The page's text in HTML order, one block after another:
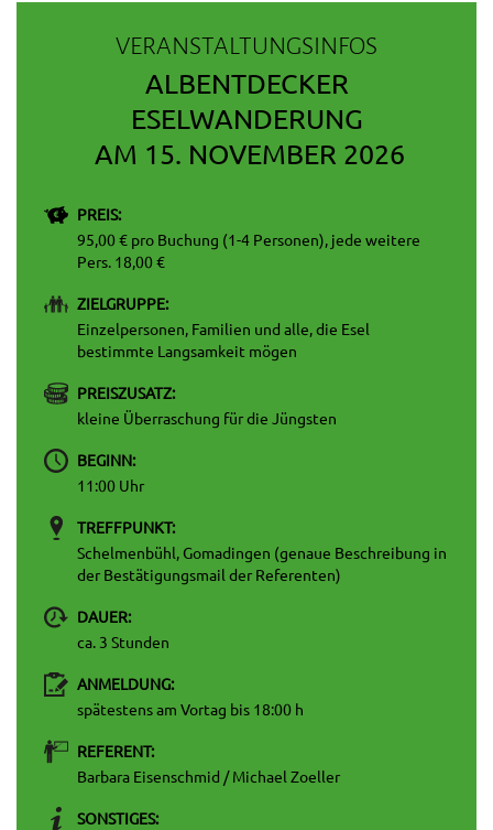
VERANSTALTUNGSINFOS
ALBENTDECKER
ESELWANDERUNG
AM 15. NOVEMBER 2026
PREIS:
95,00 € pro Buchung (1-4 Personen), jede weitere
Pers. 18,00 €
ZIELGRUPPE:
Einzelpersonen, Familien und alle, die Esel
bestimmte Langsamkeit mögen
PREISZUSATZ:
kleine Überraschung für die Jüngsten
BEGINN:
11:00 Uhr
TREFFPUNKT:
Schelmenbühl, Gomadingen (genaue Beschreibung in
der Bestätigungsmail der Referenten)
DAUER:
ca. 3 Stunden
ANMELDUNG:
spätestens am Vortag bis 18:00 h
REFERENT:
Barbara Eisenschmid / Michael Zoeller
SONSTIGES: